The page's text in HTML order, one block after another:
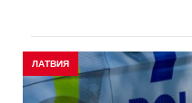
ЛАТВИЯ